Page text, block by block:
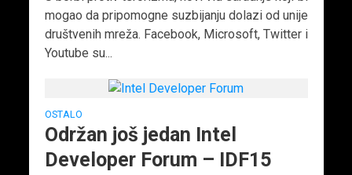
mogao da pripomogne suzbijanju dolazi od unije
društvenih mreža. Facebook, Microsoft, Twitter i
Youtube su...
OSTALO
Održan još jedan Intel
Developer Forum – IDF15